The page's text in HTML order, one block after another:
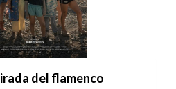
del flamenco